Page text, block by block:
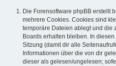
Die Forensoftware phpBB erstellt
mehrere Cookies. Cookies sind
temporäre Dateien ablegt und die
Boards erhalten bleiben. In
Sitzung (damit dir alle
Informationen über die von dir
dieser als gelesen/ungelesen;